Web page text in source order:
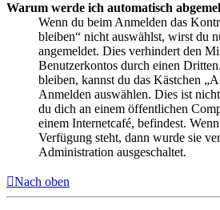
Warum werde ich automatisch
Wenn du beim Anmelden das
bleiben“ nicht auswählst, wirst du
angemeldet. Dies verhindert den
Benutzerkontos durch einen
bleiben, kannst du das Kästchen
Anmelden auswählen. Dies ist
du dich an einem öffentlichen
einem Internetcafé, befindest.
Verfügung steht, dann wurde sie
Administration ausgeschaltet.
Nach oben